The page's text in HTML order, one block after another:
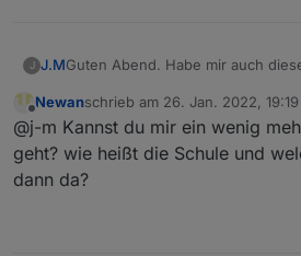
J J.MGuten Abend. Habe mir auch
Verfügung so das wir uns als
es möglich dies einzubauen?
Offline
Newanschrieb am 26. Jan. 2022, 19:19
zuletzt editiert von
@j-m Kannst du mir ein wenig
geht? wie heißt die Schule und
dann da?